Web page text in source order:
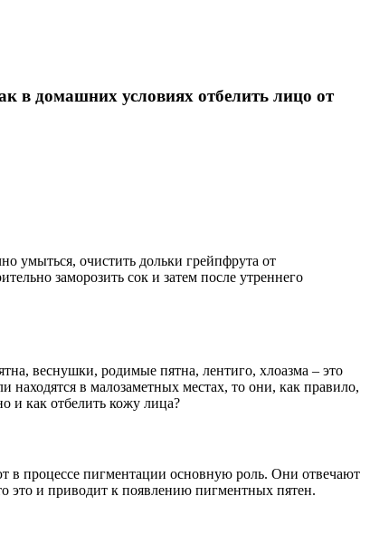
в домашних условиях отбелить лицо от
умыться, очистить дольки грейпфрута от
заморозить сок и затем после утреннего
веснушки, родимые пятна, лентиго, хлоазма – это
в малозаметных местах, то они, как правило,
и как отбелить кожу лица?
в процессе пигментации основную роль. Они отвечают
это и приводит к появлению пигментных пятен.